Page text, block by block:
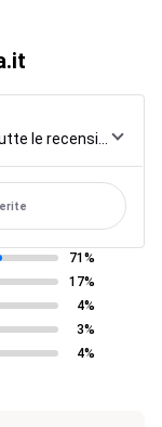
71%
17%
4%
3%
4%